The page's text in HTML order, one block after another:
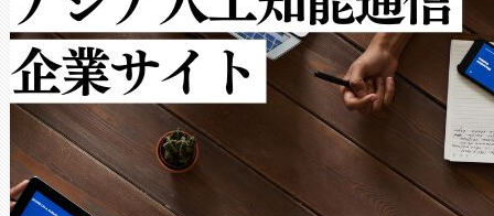
ルの変電所周囲を監視でき、
作業と点群処理を簡素化でき
Avia 2は、2種類のFOVオプシ
× 80°のノーマルモード、長